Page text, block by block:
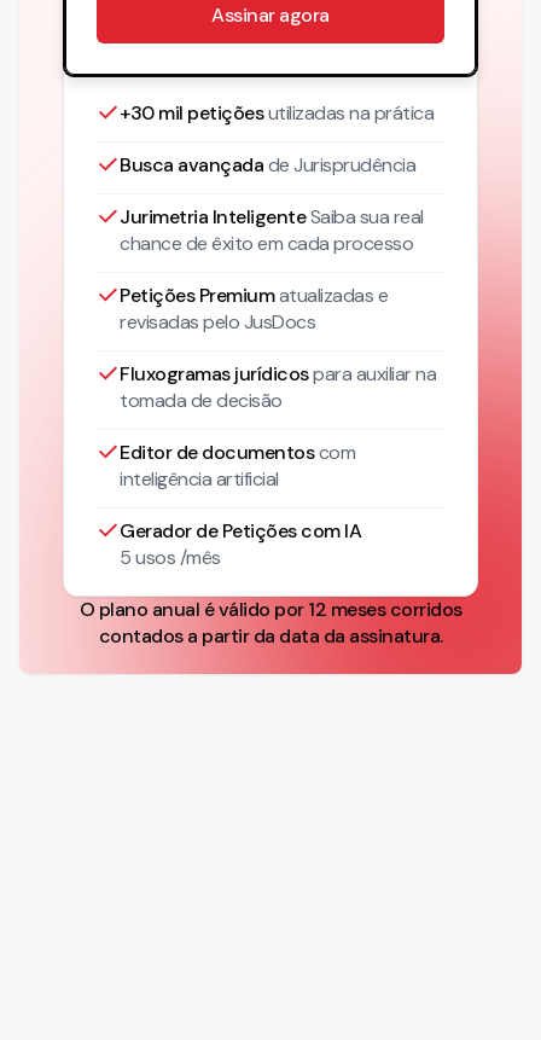
Assinar agora
+30 mil petiçõesutilizadas na prática
Busca avançadade Jurisprudência
Jurimetria InteligenteSaiba sua real
chance de êxito em cada processo
Petições Premiumatualizadase
revisadas pelo JusDocs
Fluxogramas jurídicospara auxiliar na
tomada de decisão
Editor de documentoscom
inteligência artificial
Gerador de Petições com IA
5 usos /mês
O plano anual é válido por 12 meses corridos
contados a partir da data da assinatura.